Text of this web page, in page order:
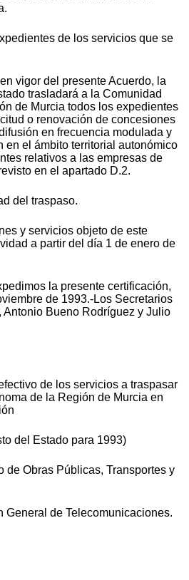
de los servicios que se
vigor del presente Acuerdo, la
trasladará a la Comunidad
de Murcia todos los expedientes
o renovación de concesiones
en frecuencia modulada y
en el ámbito territorial autonómico
relativos a las empresas de
en el apartado D.2.
del traspaso.
y servicios objeto de este
a partir del día 1 de enero de
la presente certificación,
de 1993.-Los Secretarios
Antonio Bueno Rodríguez y Julio
de los servicios a traspasar
de la Región de Murcia en
del Estado para 1993)
de Obras Públicas, Transportes y
General de Telecomunicaciones.